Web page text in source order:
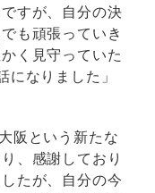
すが、自分の決
も頑張っていき
く見守っていた
になりました」
阪という新たな
、感謝しており
たが、自分の今